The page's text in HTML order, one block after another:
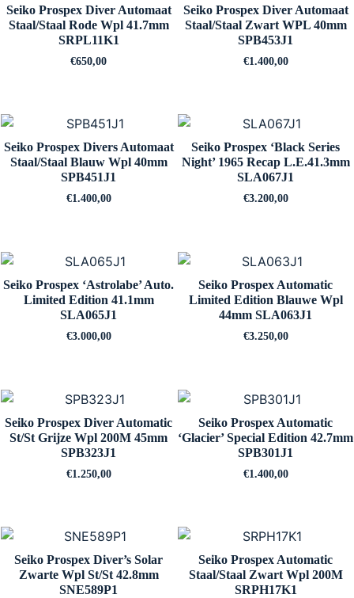
Seiko Prospex Diver Automaat
Staal/Staal Rode Wpl 41.7mm
SRPL11K1
€650,00
Seiko Prospex Diver Automaat
Staal/Staal Zwart WPL 40mm
SPB453J1
€1.400,00
Seiko Prospex Divers Automaat
Staal/Staal Blauw Wpl 40mm
SPB451J1
€1.400,00
Seiko Prospex ‘Black Series
Night’ 1965 Recap L.E.41.3mm
SLA067J1
€3.200,00
Seiko Prospex ‘Astrolabe’ Auto.
Limited Edition 41.1mm
SLA065J1
€3.000,00
Seiko Prospex Automatic
Limited Edition Blauwe Wpl
44mm SLA063J1
€3.250,00
Seiko Prospex Diver Automatic
St/St Grijze Wpl 200M 45mm
SPB323J1
€1.250,00
Seiko Prospex Automatic
‘Glacier’ Special Edition 42.7mm
SPB301J1
€1.400,00
Seiko Prospex Diver’s Solar
Zwarte Wpl St/St 42.8mm
SNE589P1
Seiko Prospex Automatic
Staal/Staal Zwart Wpl 200M
SRPH17K1